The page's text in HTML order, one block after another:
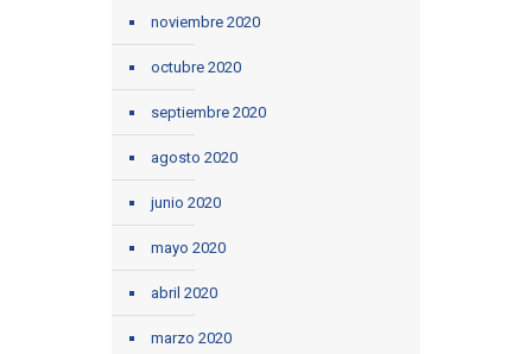
noviembre 2020
octubre 2020
septiembre 2020
agosto 2020
junio 2020
mayo 2020
abril 2020
marzo 2020